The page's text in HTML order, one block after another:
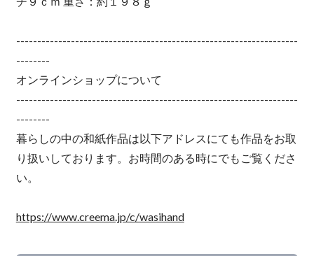
-------------------------------------------------------------------
--------
オンラインショップについて
-------------------------------------------------------------------
--------
暮らしの中の和紙作品は以下アドレスにても作品をお取
り扱いしております。お時間のある時にでもご覧くださ
い。
https://www.creema.jp/c/wasihand